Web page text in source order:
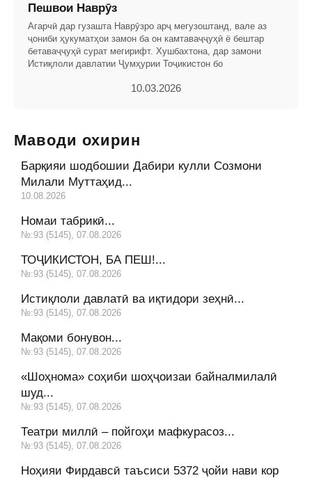
Пешвои Наврӯз
Агарчӣ дар гузашта Наврӯзро арҷ мегузоштанд, вале аз
ҷониби ҳукуматҳои замон ба он камтаваҷҷуҳӣ ё бештар
бетаваҷҷуҳӣ сурат мегирифт. Хушбахтона, дар замони
Истиқлоли давлатии Ҷумҳурии Тоҷикистон бо
10.03.2026
Маводи охирин
Барқияи шодбошии Дабири кулли Созмони
Милали Муттаҳид...
10.08.2026
Номаи табрикӣ...
№:93 (5145), 07.08.2026
ТОҶИКИСТОН, БА ПЕШ!...
№:93 (5145), 07.08.2026
Истиқлоли давлатӣ ва иқтидори зеҳнӣ...
№:93 (5145), 07.08.2026
Мақоми бонувон...
№:93 (5145), 07.08.2026
«Шоҳнома» соҳиби шоҳҷоизаи байналмилалӣ
шуд...
№:93 (5145), 07.08.2026
Театри миллӣ – пойгоҳи мафкурасоз...
№:93 (5145), 07.08.2026
Ноҳияи Фирдавсӣ таъсиси 5372 ҷойи нави кор